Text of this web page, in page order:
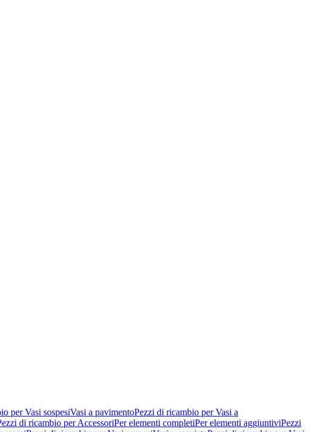
per Vasi sospesiVasi a pavimentoPezzi di ricambio per Vasi a
di ricambio per AccessoriPer elementi completiPer elementi aggiuntiviPezzi